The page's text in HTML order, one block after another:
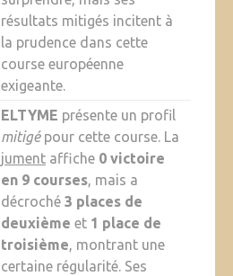
résultats mitigés incitent à
la prudence dans cette
course européenne
exigeante.
ELTYME présente un profil
mitigépour cette course. La
jumentaffiche 0 victoire
en 9 courses, mais a
décroché 3 places de
deuxième et 1 place de
troisième, montrant une
certaine régularité. Ses